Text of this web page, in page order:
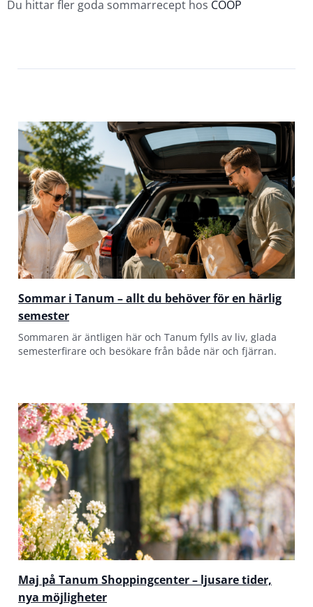
Du hittar fler goda sommarrecept hos COOP
Sommar i Tanum – allt du behöver för en härlig
semester
Sommaren är äntligen här och Tanum fylls av liv, glada
semesterfirare och besökare från både när och fjärran.
Maj på Tanum Shoppingcenter – ljusare tider,
nya möjligheter